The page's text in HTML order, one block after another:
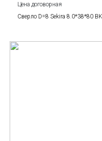
Цена договорная
Сверло D=8 Sekira 8.0*38*80